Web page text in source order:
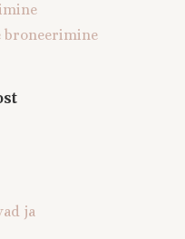
broneerimine
ja